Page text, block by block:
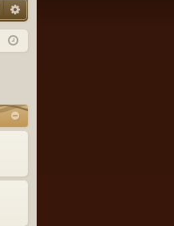
eg
ist
n
Suche